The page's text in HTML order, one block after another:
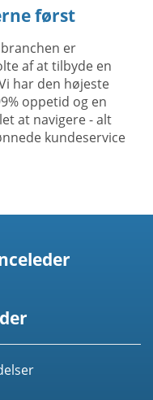
først
er
af at tilbyde en
har den højeste
oppetid og en
at navigere - alt
kundeservice